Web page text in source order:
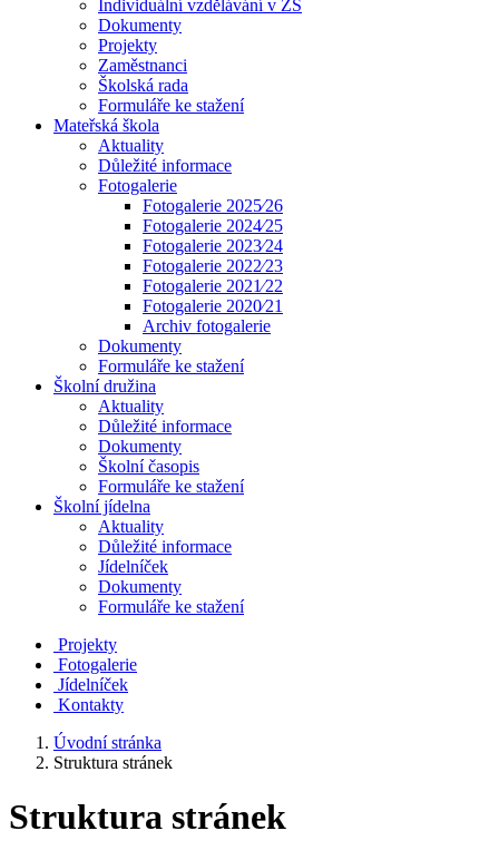
Individuální vzdělávání v ZŠ
Dokumenty
Projekty
Zaměstnanci
Školská rada
Formuláře ke stažení
Mateřská škola
Aktuality
Důležité informace
Fotogalerie
Fotogalerie 2025⁄26
Fotogalerie 2024⁄25
Fotogalerie 2023⁄24
Fotogalerie 2022⁄23
Fotogalerie 2021⁄22
Fotogalerie 2020⁄21
Archiv fotogalerie
Dokumenty
Formuláře ke stažení
Školní družina
Aktuality
Důležité informace
Dokumenty
Školní časopis
Formuláře ke stažení
Školní jídelna
Aktuality
Důležité informace
Jídelníček
Dokumenty
Formuláře ke stažení
Projekty
Fotogalerie
Jídelníček
Kontakty
Úvodní stránka
Struktura stránek
Struktura stránek